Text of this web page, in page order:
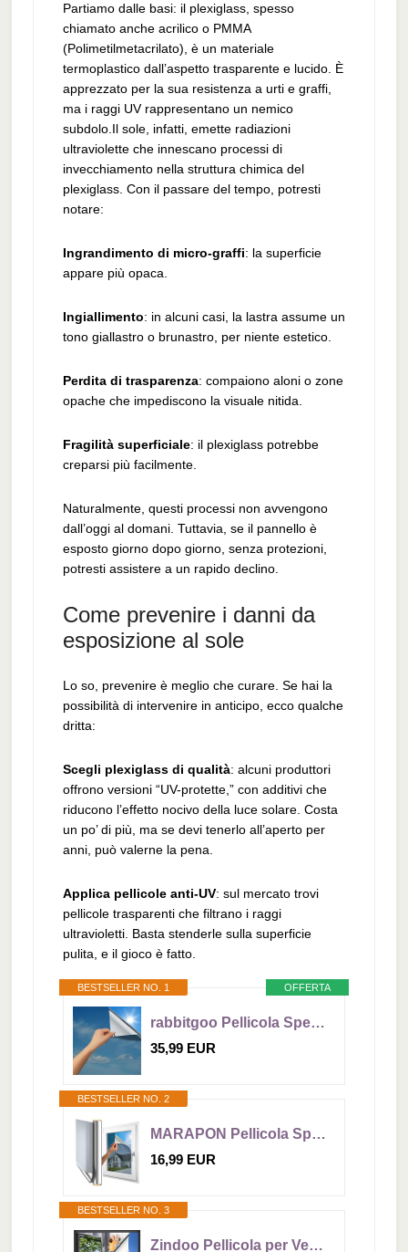
Partiamo dalle basi: il plexiglass, spesso
chiamato anche acrilico o PMMA
(Polimetilmetacrilato), è un materiale
termoplastico dall’aspetto trasparente e lucido. È
apprezzato per la sua resistenza a urti e graffi,
ma i raggi UV rappresentano un nemico
subdolo.Il sole, infatti, emette radiazioni
ultraviolette che innescano processi di
invecchiamento nella struttura chimica del
plexiglass. Con il passare del tempo, potresti
notare:
Ingrandimento di micro-graffi: la superficie
appare più opaca.
Ingiallimento: in alcuni casi, la lastra assume un
tono giallastro o brunastro, per niente estetico.
Perdita di trasparenza: compaiono aloni o zone
opache che impediscono la visuale nitida.
Fragilità superficiale: il plexiglass potrebbe
creparsi più facilmente.
Naturalmente, questi processi non avvengono
dall’oggi al domani. Tuttavia, se il pannello è
esposto giorno dopo giorno, senza protezioni,
potresti assistere a un rapido declino.
Come prevenire i danni da
esposizione al sole
Lo so, prevenire è meglio che curare. Se hai la
possibilità di intervenire in anticipo, ecco qualche
dritta:
Scegli plexiglass di qualità: alcuni produttori
offrono versioni “UV-protette,” con additivi che
riducono l’effetto nocivo della luce solare. Costa
un po’ di più, ma se devi tenerlo all’aperto per
anni, può valerne la pena.
Applica pellicole anti-UV: sul mercato trovi
pellicole trasparenti che filtrano i raggi
ultravioletti. Basta stenderle sulla superficie
pulita, e il gioco è fatto.
OFFERTA
BESTSELLER NO. 1
rabbitgoo Pellicola Specchio per Vetri Finestre 60x200cm Argento, Pellicola Oscurante Vetri Finestre Anti UV, Pellicole Privacy Unidirezionale Anti Sole e Calore Adatto per Ufficio Casa
35,99 EUR
BESTSELLER NO. 2
MARAPON Pellicola Specchio per Vetri Finestre Pellicola Specchio Argento (Adesione Statica) 0,445x2 m Adesione Statica Senza Colla Pellicola Riflettente Privacy Protezione UV Anti Calore
16,99 EUR
BESTSELLER NO. 3
Zindoo Pellicola per Vetri Finestre Pellicola Protezione UV e infrarossi Adatto per soggiorno e ufficio Argento 40 x 200cm